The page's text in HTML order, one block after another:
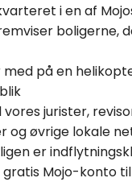
i en af
boligerne,
med på en
jurister,
og øvrige lokale
er
Mojo-konto